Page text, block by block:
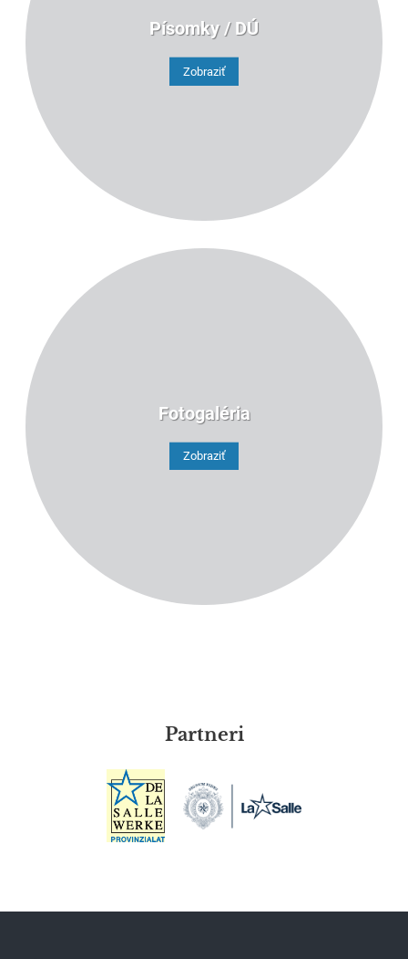
Písomky / DÚ
Zobraziť
Fotogaléria
Zobraziť
Partneri